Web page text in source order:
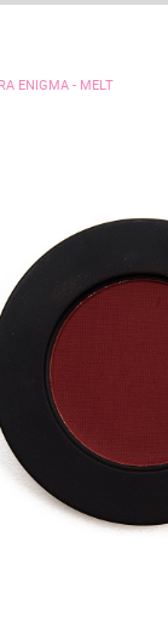
ENIGMA - MELT